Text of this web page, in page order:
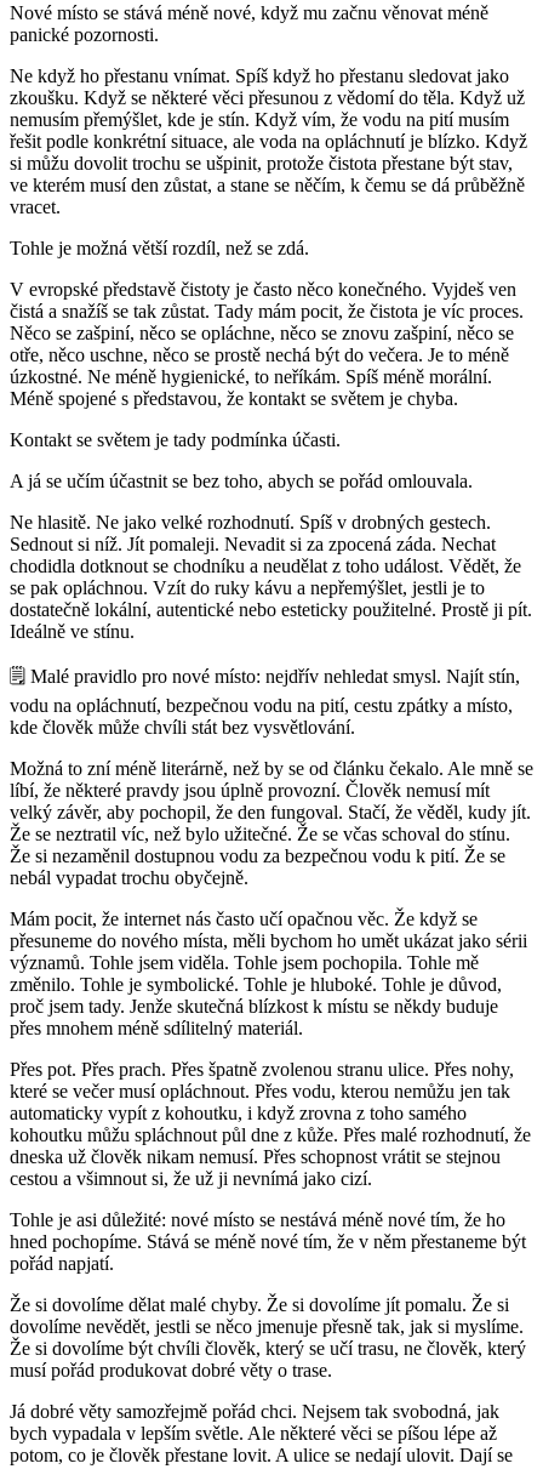
Nové místo se stává méně nové, když mu začnu věnovat méně
panické pozornosti.
Ne když ho přestanu vnímat. Spíš když ho přestanu sledovat jako
zkoušku. Když se některé věci přesunou z vědomí do těla. Když už
nemusím přemýšlet, kde je stín. Když vím, že vodu na pití musím
řešit podle konkrétní situace, ale voda na opláchnutí je blízko. Když
si můžu dovolit trochu se ušpinit, protože čistota přestane být stav,
ve kterém musí den zůstat, a stane se něčím, k čemu se dá průběžně
vracet.
Tohle je možná větší rozdíl, než se zdá.
V evropské představě čistoty je často něco konečného. Vyjdeš ven
čistá a snažíš se tak zůstat. Tady mám pocit, že čistota je víc proces.
Něco se zašpiní, něco se opláchne, něco se znovu zašpiní, něco se
otře, něco uschne, něco se prostě nechá být do večera. Je to méně
úzkostné. Ne méně hygienické, to neříkám. Spíš méně morální.
Méně spojené s představou, že kontakt se světem je chyba.
Kontakt se světem je tady podmínka účasti.
A já se učím účastnit se bez toho, abych se pořád omlouvala.
Ne hlasitě. Ne jako velké rozhodnutí. Spíš v drobných gestech.
Sednout si níž. Jít pomaleji. Nevadit si za zpocená záda. Nechat
chodidla dotknout se chodníku a neudělat z toho událost. Vědět, že
se pak opláchnou. Vzít do ruky kávu a nepřemýšlet, jestli je to
dostatečně lokální, autentické nebo esteticky použitelné. Prostě ji pít.
Ideálně ve stínu.
🗒️ Malé pravidlo pro nové místo: nejdřív nehledat smysl. Najít stín,
vodu na opláchnutí, bezpečnou vodu na pití, cestu zpátky a místo,
kde člověk může chvíli stát bez vysvětlování.
Možná to zní méně literárně, než by se od článku čekalo. Ale mně se
líbí, že některé pravdy jsou úplně provozní. Člověk nemusí mít
velký závěr, aby pochopil, že den fungoval. Stačí, že věděl, kudy jít.
Že se neztratil víc, než bylo užitečné. Že se včas schoval do stínu.
Že si nezaměnil dostupnou vodu za bezpečnou vodu k pití. Že se
nebál vypadat trochu obyčejně.
Mám pocit, že internet nás často učí opačnou věc. Že když se
přesuneme do nového místa, měli bychom ho umět ukázat jako sérii
významů. Tohle jsem viděla. Tohle jsem pochopila. Tohle mě
změnilo. Tohle je symbolické. Tohle je hluboké. Tohle je důvod,
proč jsem tady. Jenže skutečná blízkost k místu se někdy buduje
přes mnohem méně sdílitelný materiál.
Přes pot. Přes prach. Přes špatně zvolenou stranu ulice. Přes nohy,
které se večer musí opláchnout. Přes vodu, kterou nemůžu jen tak
automaticky vypít z kohoutku, i když zrovna z toho samého
kohoutku můžu spláchnout půl dne z kůže. Přes malé rozhodnutí, že
dneska už člověk nikam nemusí. Přes schopnost vrátit se stejnou
cestou a všimnout si, že už ji nevnímá jako cizí.
Tohle je asi důležité: nové místo se nestává méně nové tím, že ho
hned pochopíme. Stává se méně nové tím, že v něm přestaneme být
pořád napjatí.
Že si dovolíme dělat malé chyby. Že si dovolíme jít pomalu. Že si
dovolíme nevědět, jestli se něco jmenuje přesně tak, jak si myslíme.
Že si dovolíme být chvíli člověk, který se učí trasu, ne člověk, který
musí pořád produkovat dobré věty o trase.
Já dobré věty samozřejmě pořád chci. Nejsem tak svobodná, jak
bych vypadala v lepším světle. Ale některé věci se píšou lépe až
potom, co je člověk přestane lovit. A ulice se nedají ulovit. Dají se